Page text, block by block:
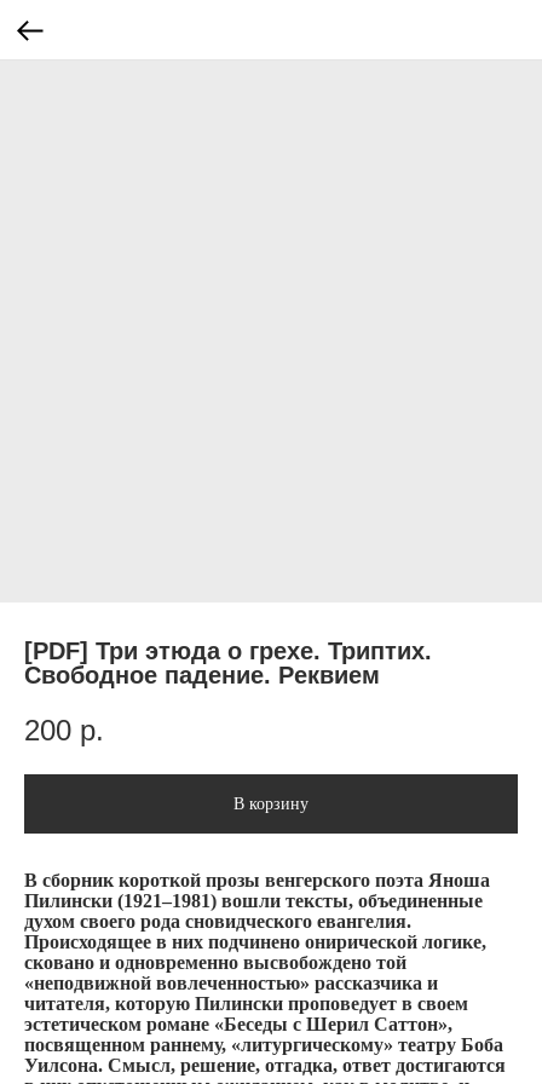
[PDF] Три этюда о грехе. Триптих.
Свободное падение. Реквием
200 р.
В корзину
В сборник короткой прозы венгерского поэта Яноша
Пилински (1921–1981) вошли тексты, объединенные
духом своего рода сновидческого евангелия.
Происходящее в них подчинено онирической логике,
сковано и одновременно высвобождено той
«неподвижной вовлеченностью» рассказчика и
читателя, которую Пилински проповедует в своем
эстетическом романе «Беседы с Шерил Саттон»,
посвященном раннему, «литургическому» театру Боба
Уилсона. Смысл, решение, отгадка, ответ достигаются